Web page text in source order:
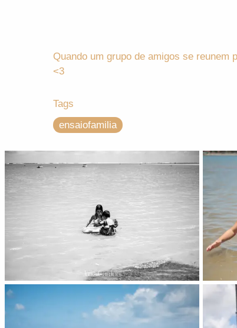
Quando um grupo de amigos se
<3
Tags
ensaiofamilia